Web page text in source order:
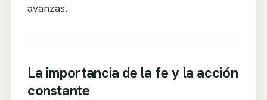
avanzas.
La importancia de la fe y la acción
constante